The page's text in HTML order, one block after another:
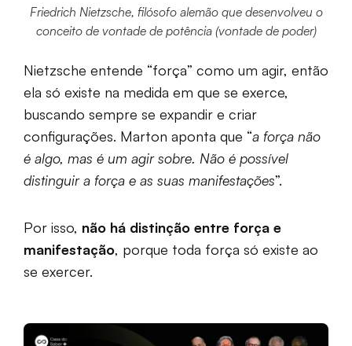
Friedrich Nietzsche, filósofo alemão que desenvolveu o
conceito de vontade de potência (vontade de poder)
Nietzsche entende “força” como um agir, então
ela só existe na medida em que se exerce,
buscando sempre se expandir e criar
configurações. Marton aponta que “a força não
é algo, mas é um agir sobre. Não é possível
distinguir a força e as suas manifestações”.
Por isso, não há distinção entre força e
manifestação, porque toda força só existe ao
se exercer.